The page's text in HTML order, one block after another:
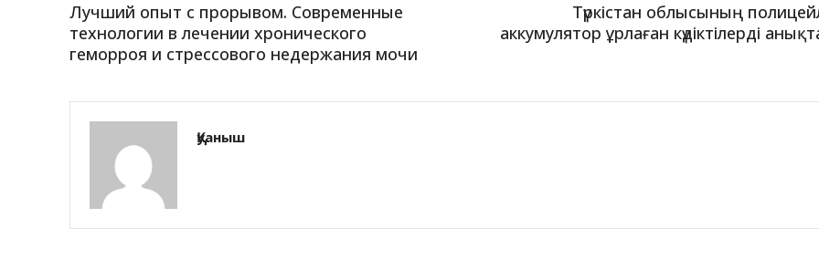
Лучший опыт с прорывом. Современные
технологии в лечении хронического
геморроя и стрессового недержания мочи
Түркістан облысының
аккумулятор ұрлаған күдіктілерді
Қуаныш